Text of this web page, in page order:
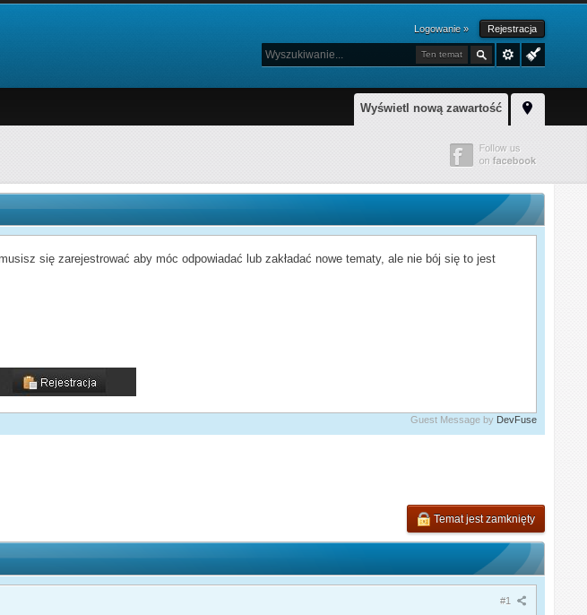
Logowanie » Rejestracja
Ten temat
Wyświetl nową zawartość
się zarejestrować aby móc odpowiadać lub zakładać nowe tematy, ale nie bój się to jest
Guest Message by DevFuse
Temat jest zamknięty
#1